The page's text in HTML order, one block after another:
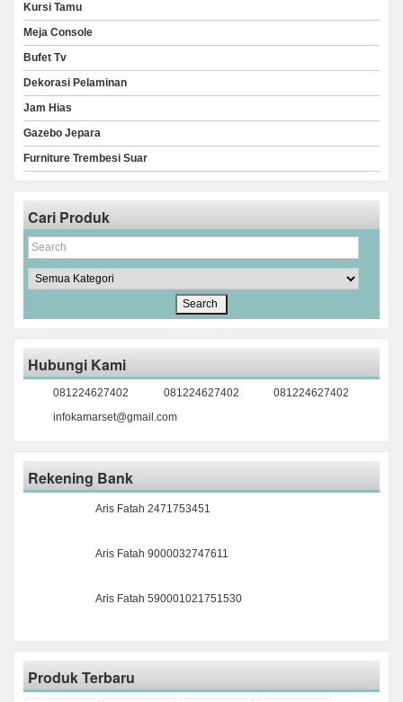
Kursi Tamu
Meja Console
Bufet Tv
Dekorasi Pelaminan
Jam Hias
Gazebo Jepara
Furniture Trembesi Suar
Cari Produk
Hubungi Kami
081224627402 081224627402
081224627402
infokamarset@gmail.com
Rekening Bank
Aris Fatah 2471753451
Aris Fatah 9000032747611
Aris Fatah 590001021751530
Produk Terbaru